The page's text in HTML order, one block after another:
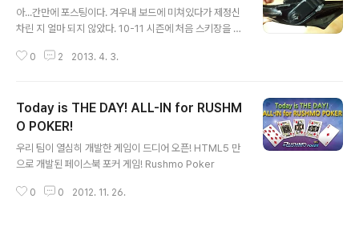
아...간만에 포스팅이다. 겨우내 보드에 미쳐있다가 제정신
차린 지 얼마 되지 않았다. 10-11 시즌에 처음 스키장을 갔
데... 이번 12-13 시즌에는 보드에 미쳐서 매주 2~3회씩
AS에 대한 간단한 후기다. 시즌을 마무리하면서 데크에서
바인딩을 분리하면서 바인딩이 파손된 것을 알았다. 버즌
런에 문의하니 12-13 시즌 제품은 무상 AS가 가능하다고
한다. AS 신청은 편리하게 되어 있다. 버즈런 AS 신청 페
나온다. 위와 같은 상세 페이지에서 AS가 필요한 부분을
0 2 2013. 4. 3.
Today is THE DAY! ALL-IN for RUSHM
O POKER!
우리 팀이 열심히 개발한 게임이 드디어 오픈! HTML5 만
으로 개발된 페이스북 포커 게임! Rushmo Poker
0 0 2012. 11. 26.